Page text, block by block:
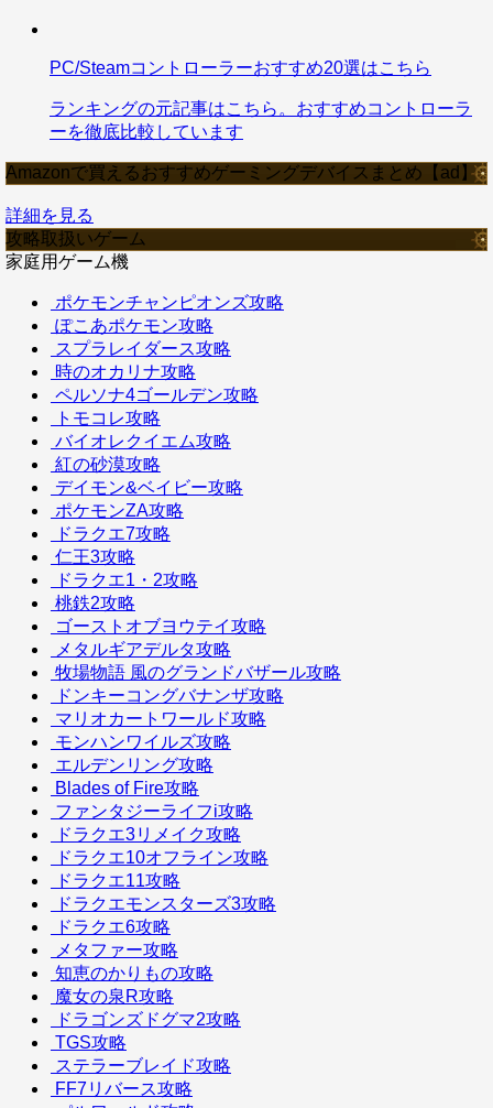
PC/Steamコントローラーおすすめ20選はこちら
ランキングの元記事はこちら。おすすめコントローラ
ーを徹底比較しています
Amazonで買えるおすすめゲーミングデバイスまとめ【ad】
詳細を見る
攻略取扱いゲーム
家庭用ゲーム機
ポケモンチャンピオンズ攻略
ぽこあポケモン攻略
スプラレイダース攻略
時のオカリナ攻略
ペルソナ4ゴールデン攻略
トモコレ攻略
バイオレクイエム攻略
紅の砂漠攻略
デイモン&ベイビー攻略
ポケモンZA攻略
ドラクエ7攻略
仁王3攻略
ドラクエ1・2攻略
桃鉄2攻略
ゴーストオブヨウテイ攻略
メタルギアデルタ攻略
牧場物語 風のグランドバザール攻略
ドンキーコングバナンザ攻略
マリオカートワールド攻略
モンハンワイルズ攻略
エルデンリング攻略
Blades of Fire攻略
ファンタジーライフi攻略
ドラクエ3リメイク攻略
ドラクエ10オフライン攻略
ドラクエ11攻略
ドラクエモンスターズ3攻略
ドラクエ6攻略
メタファー攻略
知恵のかりもの攻略
魔女の泉R攻略
ドラゴンズドグマ2攻略
TGS攻略
ステラーブレイド攻略
FF7リバース攻略